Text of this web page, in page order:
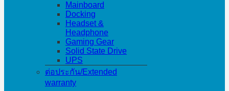
Mainboard
Docking
Headset &
Headphone
Gaming Gear
Solid State Drive
UPS
ต่อประกัน/Extended
warranty